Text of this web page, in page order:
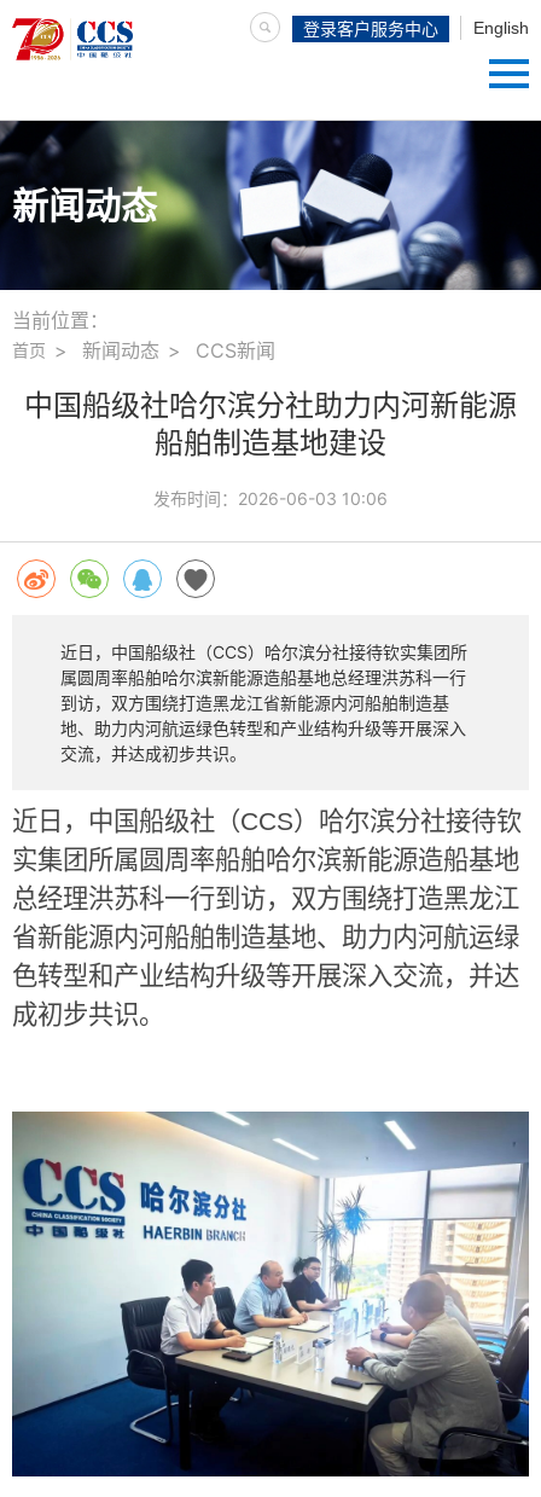
English
登录客户服务中心
新闻动态
当前位置：
首页 新闻动态 CCS新闻
中国船级社哈尔滨分社助力内河新能源
船舶制造基地建设
发布时间： 2026-06-03 10:06
近日，中国船级社（CCS）哈尔滨分社接待钦实集团所
属圆周率船舶哈尔滨新能源造船基地总经理洪苏科一行
到访，双方围绕打造黑龙江省新能源内河船舶制造基
地、助力内河航运绿色转型和产业结构升级等开展深入
交流，并达成初步共识。
近日，中国船级社（CCS）哈尔滨分社接待钦
实集团所属圆周率船舶哈尔滨新能源造船基地
总经理洪苏科一行到访，双方围绕打造黑龙江
省新能源内河船舶制造基地、助力内河航运绿
色转型和产业结构升级等开展深入交流，并达
成初步共识。